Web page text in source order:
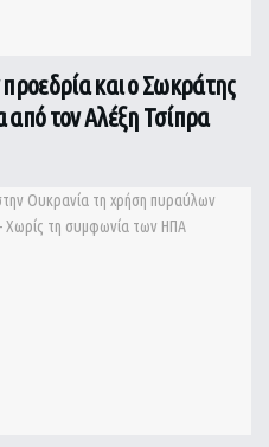
και ο Σωκράτης
από τον Αλέξη Τσίπρα